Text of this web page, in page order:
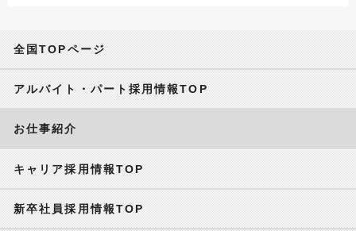
全国TOPページ
アルバイト・パート採用情報TOP
お仕事紹介
キャリア採用情報TOP
新卒社員採用情報TOP